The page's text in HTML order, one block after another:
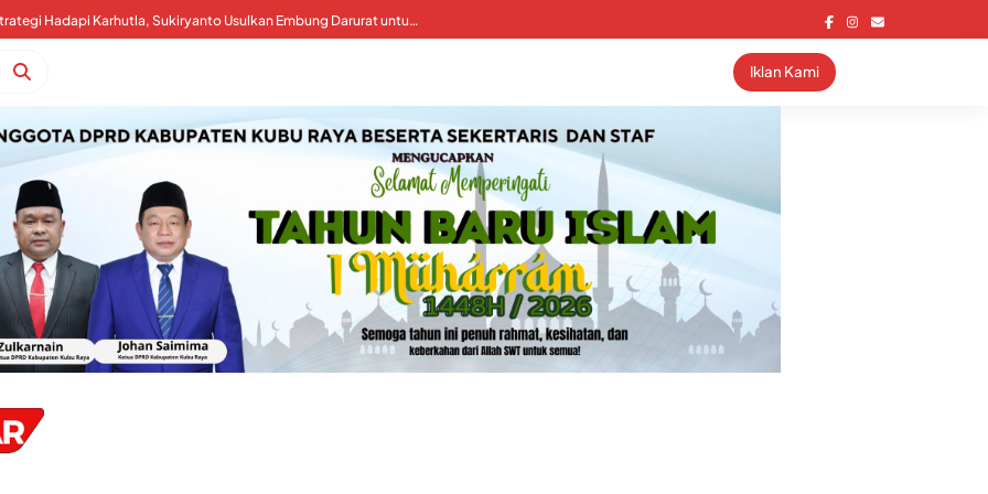
Kubu Raya Perkuat Strategi Hadapi Karhutla, Sukiryanto Usulkan Embung Darurat untuk Percepat Pemadaman
Kalimantan Darurat Asap, WALHI: Pemerintah Harus Koreksi Tata Kelola Perizinan dan Tagih Tanggung Jawab Korporasi
Iklan Kami